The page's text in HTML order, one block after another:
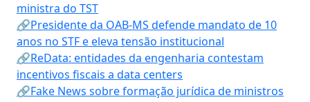
ministra do TST
🔗Presidente da OAB-MS defende mandato de 10
anos no STF e eleva tensão institucional
🔗ReData: entidades da engenharia contestam
incentivos fiscais a data centers
🔗Fake News sobre formação jurídica de ministros